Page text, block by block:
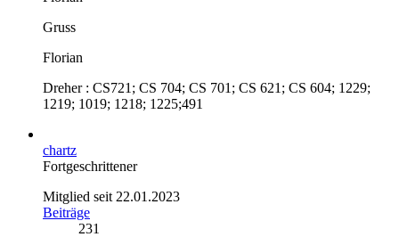
Gruss
Florian
Dreher : CS721; CS 704; CS 701; CS 621; CS 604; 1229;
1219; 1019; 1218; 1225;491
chartz
Fortgeschrittener
Mitglied seit 22.01.2023
Beiträge
231